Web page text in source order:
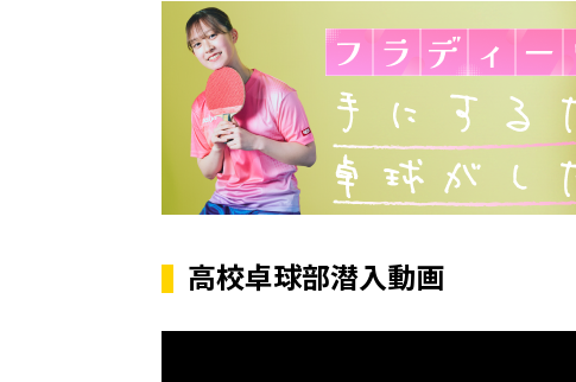
高校卓球部潜入動画